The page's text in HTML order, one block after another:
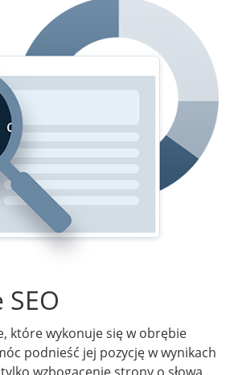
które wykonuje się w obrębie
podnieść jej pozycję w wynikach
wzbogacenie strony o słowa